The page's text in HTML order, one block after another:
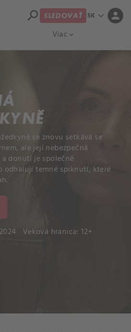
Viac expand_more
search SLEDOVAŤ SK expand_more person
se znovu setkává se
ale její nebezpečná
donutí je společně
odhalují temné spiknutí, které
Veková hranica: 12+